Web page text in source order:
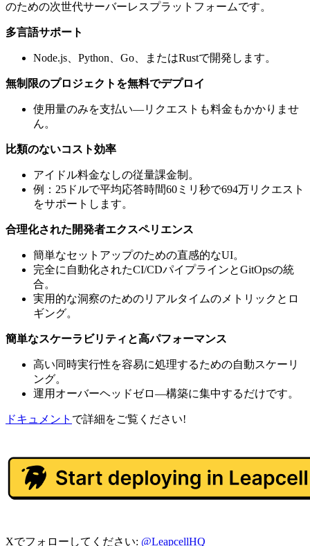
のための次世代サーバーレスプラットフォームです。
多言語サポート
Node.js、Python、Go、またはRustで開発します。
無制限のプロジェクトを無料でデプロイ
使用量のみを支払い—リクエストも料金もかかりませ
ん。
比類のないコスト効率
アイドル料金なしの従量課金制。
例：25ドルで平均応答時間60ミリ秒で694万リクエスト
をサポートします。
合理化された開発者エクスペリエンス
簡単なセットアップのための直感的なUI。
完全に自動化されたCI/CDパイプラインとGitOpsの統
合。
実用的な洞察のためのリアルタイムのメトリックとロ
ギング。
簡単なスケーラビリティと高パフォーマンス
高い同時実行性を容易に処理するための自動スケーリ
ング。
運用オーバーヘッドゼロ—構築に集中するだけです。
ドキュメント で詳細をご覧ください!
Xでフォローしてください: @LeapcellHQ